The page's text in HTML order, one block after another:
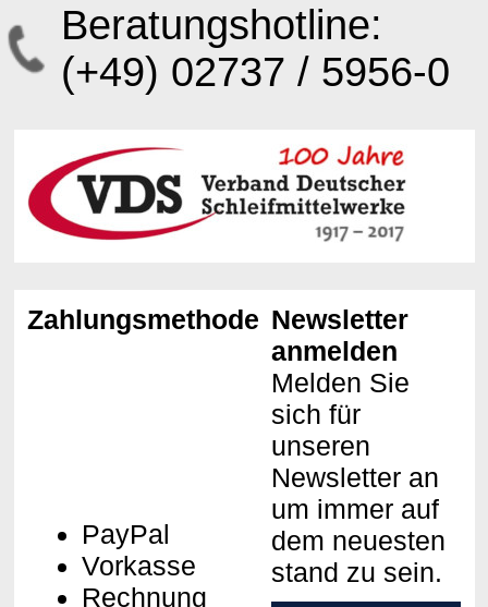
Beratungshotline:
(+49) 02737 / 5956-0
Zahlungsmethoden
PayPal
Vorkasse
Rechnung
Newsletter
anmelden
Melden Sie
sich für
unseren
Newsletter an
um immer auf
dem neuesten
stand zu sein.